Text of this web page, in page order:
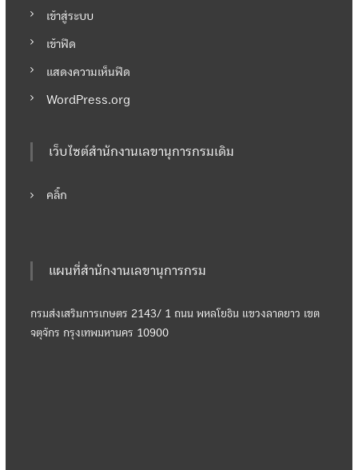
เข้าสู่ระบบ
เข้าฟีด
แสดงความเห็นฟีด
WordPress.org
เว็บไซต์สำนักงานเลขานุการกรมเดิม
คลิ๊ก
แผนที่สำนักงานเลขานุการกรม
กรมส่งเสริมการเกษตร 2143/ 1 ถนน พหลโยธิน แขวงลาดยาว เขต
จตุจักร กรุงเทพมหานคร 10900